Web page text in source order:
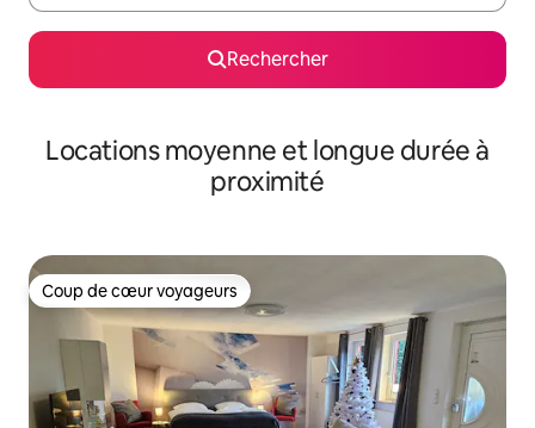
Rechercher
Locations moyenne et longue durée à
proximité
Coup de cœur voyageurs
Coup de cœur voyageurs